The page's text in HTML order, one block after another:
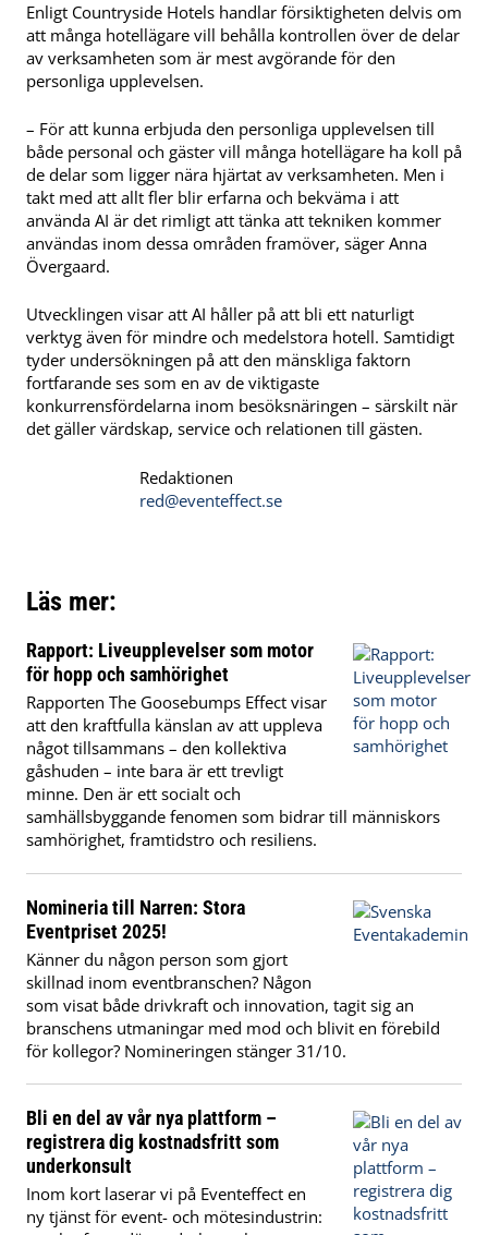
Enligt Countryside Hotels handlar försiktigheten delvis om
att många hotellägare vill behålla kontrollen över de delar
av verksamheten som är mest avgörande för den
personliga upplevelsen.
– För att kunna erbjuda den personliga upplevelsen till
både personal och gäster vill många hotellägare ha koll på
de delar som ligger nära hjärtat av verksamheten. Men i
takt med att allt fler blir erfarna och bekväma i att
använda AI är det rimligt att tänka att tekniken kommer
användas inom dessa områden framöver, säger Anna
Övergaard.
Utvecklingen visar att AI håller på att bli ett naturligt
verktyg även för mindre och medelstora hotell. Samtidigt
tyder undersökningen på att den mänskliga faktorn
fortfarande ses som en av de viktigaste
konkurrensfördelarna inom besöksnäringen – särskilt när
det gäller värdskap, service och relationen till gästen.
Redaktionen
red@eventeffect.se
Läs mer:
Rapport: Liveupplevelser som motor
för hopp och samhörighet
Rapporten The Goosebumps Effect visar
att den kraftfulla känslan av att uppleva
något tillsammans – den kollektiva
gåshuden – inte bara är ett trevligt
minne. Den är ett socialt och
samhällsbyggande fenomen som bidrar till människors
samhörighet, framtidstro och resiliens.
Nomineria till Narren: Stora
Eventpriset 2025!
Känner du någon person som gjort
skillnad inom eventbranschen? Någon
som visat både drivkraft och innovation, tagit sig an
branschens utmaningar med mod och blivit en förebild
för kollegor? Nomineringen stänger 31/10.
Bli en del av vår nya plattform –
registrera dig kostnadsfritt som
underkonsult
Inom kort laserar vi på Eventeffect en
ny tjänst för event- och mötesindustrin: